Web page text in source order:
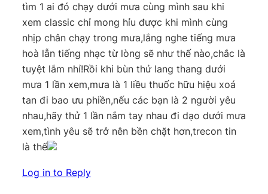
tìm 1 ai đó chạy dưới mưa cùng mình sau khi
xem classic chỉ mong hỉu được khi mình cùng
nhịp chân chạy trong mưa,lắng nghe tiếng mưa
hoà lẫn tiếng nhạc từ lòng sẽ như thế nào,chắc là
tuyệt lắm nhỉ!Rồi khi bùn thử lang thang dưới
mưa 1 lần xem,mưa là 1 liều thuốc hữu hiệu xoá
tan đi bao ưu phiền,nếu các bạn là 2 người yêu
nhau,hãy thử 1 lần nắm tay nhau đi dạo dưới mưa
xem,tình yêu sẽ trở nên bền chặt hơn,trecon tin
là thế
Log in to Reply